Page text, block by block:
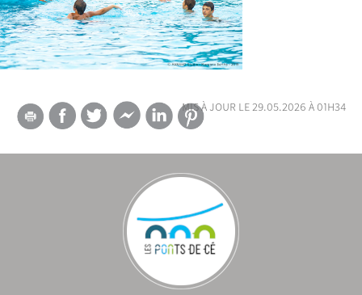
mis à jour le 29.05.2026 à 01h34